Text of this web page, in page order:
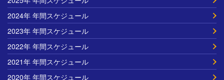
2024年 年間スケジュール
2023年 年間スケジュール
2022年 年間スケジュール
2021年 年間スケジュール
2020年 年間スケジュール